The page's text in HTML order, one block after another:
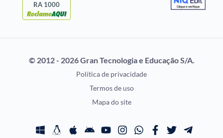
CONCURSOS POR
Concursos Militares
EXAME DE ORDEM
OAB
Prova OAB
Calendário OAB
Questões OAB
Exame de Ordem
RA 1000
© 2012 - 2026 Gran Tecnologia e Educação S/A.
Política de privacidade
Termos de uso
Mapa do site